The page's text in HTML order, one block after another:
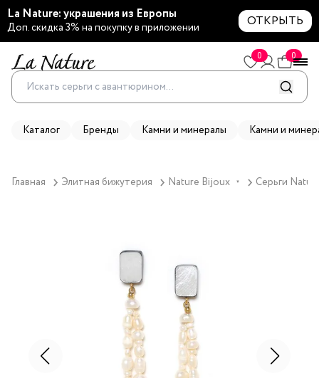
La Nature: украшения из Европы
Доп. скидка 3% на покупку в приложении ОТКРЫТЬ
0 0
Каталог Бренды Камни и минералы Камни и
Главная Элитная бижутерия Nature Bijoux ▼ Серьги